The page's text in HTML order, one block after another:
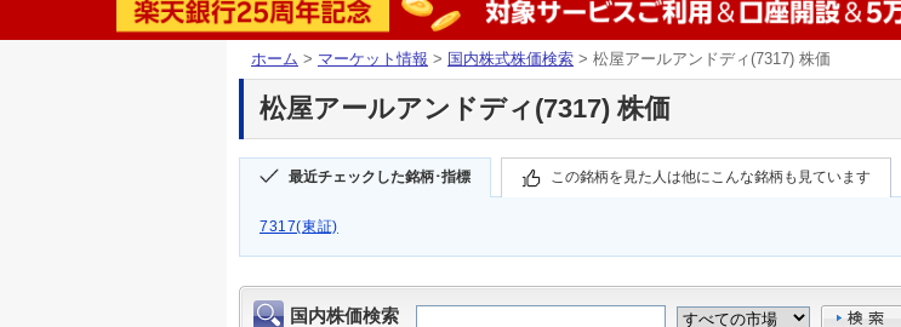
ホーム > マーケット情報 > 国内株式株価検索 > 松屋アールアンドディ(7317) 株価
松屋アールアンドディ(7317) 株価
最近チェックした銘柄･指標 この銘柄を見た人は他にこんな銘柄も見ています
7317(東証)